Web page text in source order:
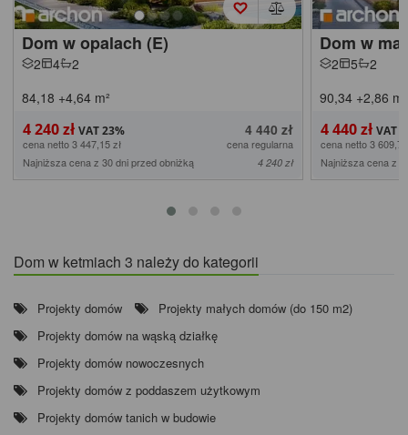
Dom w opalach (E)
2 4
2
84,18 +4,64 m²
4 240 zł 4 440 zł
cena netto 3 447,15 zł
cena regularna
Najniższa cena z 30 dni przed obniżką
4 240 zł
Dom w
2 5
2
90,34 +2,86 m²
4 440 zł
cena netto 3
Najniższa cena z
Dom w ketmiach 3 należy do kategorii
Projekty domów
Projekty małych domów (do 150 m2)
Projekty domów na wąską działkę
Projekty domów nowoczesnych
Projekty domów z poddaszem użytkowym
Projekty domów tanich w budowie